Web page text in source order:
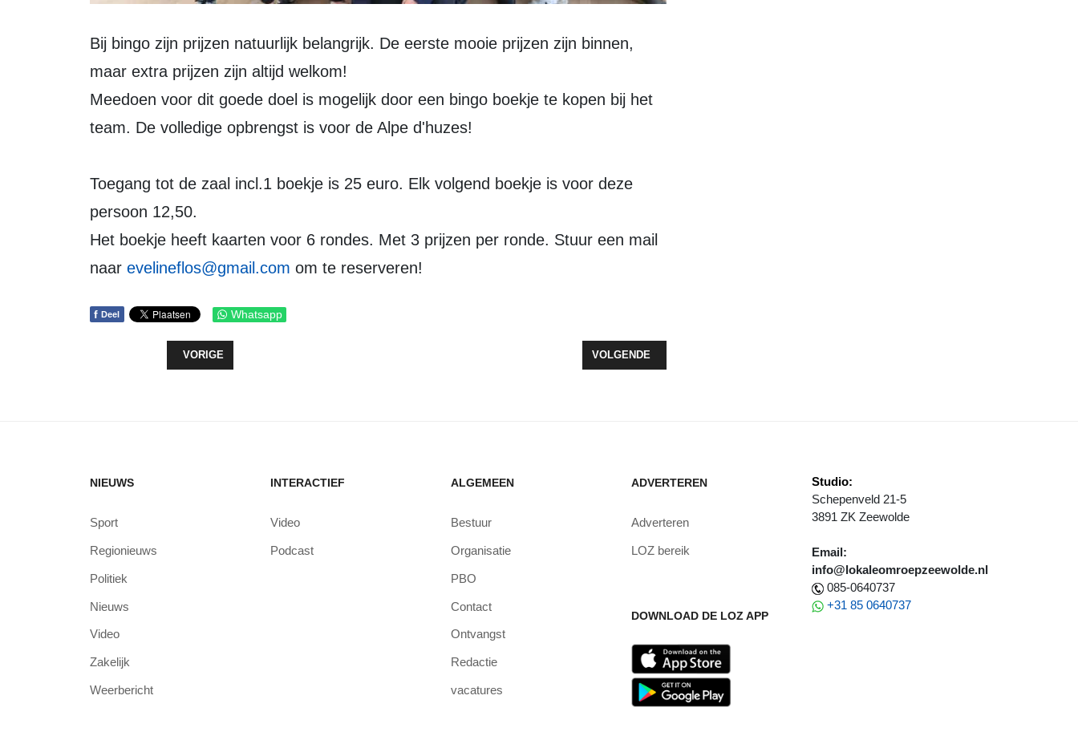
Bij bingo zijn prijzen natuurlijk belangrijk. De eerste mooie prijzen zijn binnen,
maar extra prijzen zijn altijd welkom!
Meedoen voor dit goede doel is mogelijk door een bingo boekje te kopen bij het
team. De volledige opbrengst is voor de Alpe d'huzes!
Toegang tot de zaal incl.1 boekje is 25 euro. Elk volgend boekje is voor deze
persoon 12,50.
Het boekje heeft kaarten voor 6 rondes. Met 3 prijzen per ronde. Stuur een mail
naar evelineflos@gmail.com om te reserveren!
f Deel Whatsapp
VORIG ARTIKEL: ELLA KOOPMANS HAALT INDRUKWEKKEND BEDRAG OP TIJDENS 538 OCHTENDRUN
VORIGE VOLGENDE ARTIKEL: MEEZINGERS GEZOCHT VOOR HET MEEZINGFEEST
VOLGENDE
NIEUWS
Sport
Regionieuws
Politiek
Nieuws
Video
Zakelijk
Weerbericht
INTERACTIEF
Video
Podcast
ALGEMEEN
Bestuur
Organisatie
PBO
Contact
Ontvangst
Redactie
vacatures
ADVERTEREN
Adverteren
LOZ bereik
DOWNLOAD DE LOZ APP
Studio:
Schepenveld 21-5
3891 ZK Zeewolde
Email:
info@lokaleomroepzeewolde.nl
085-0640737
+31 85 0640737